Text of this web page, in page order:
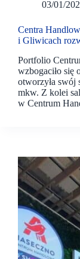
03/01/
Centra
i Gliwicach
Portfolio
wzbogaciło się
otworzyła swój
mkw. Z kolei
w Centrum